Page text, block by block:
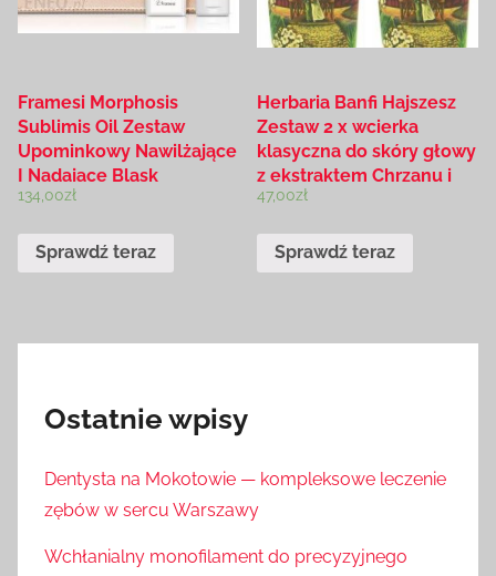
Framesi Morphosis
Sublimis Oil Zestaw
Upominkowy Nawilżające
I Nadające Blask
134,00zł
Sprawdź teraz
Herbaria Banfi Hajszesz
Zestaw 2 x wcierka
klasyczna do skóry głowy
z ekstraktem Chrzanu i
Gorczycy na porost
2x250ml 500ml
47,00zł
Sprawdź teraz
Ostatnie wpisy
Dentysta na Mokotowie — kompleksowe leczenie
zębów w sercu Warszawy
Wchłanialny monofilament do precyzyjnego